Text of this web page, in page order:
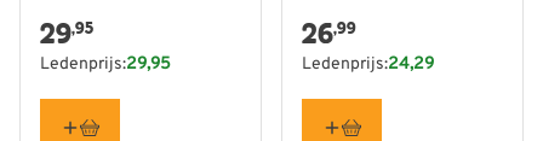
29,95
Ledenprijs:29,95
26,99
Ledenprijs:24,29